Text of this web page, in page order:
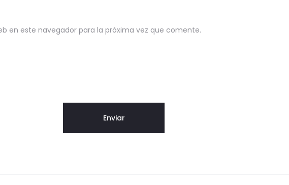
en este navegador para la próxima vez que comente.